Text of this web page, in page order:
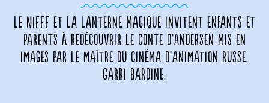
Le NIFFF et La Lanterne Magique invitent enfants et
parents à redécouvrir le conte d’Andersen mis en
images par le maître du cinéma d’animation russe,
Garri Bardine.